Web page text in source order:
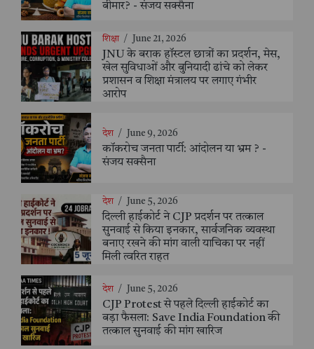
बीमार? - संजय सक्सैना
शिक्षा / June 21, 2026
JNU के बराक हॉस्टल छात्रों का प्रदर्शन, मेस,
खेल सुविधाओं और बुनियादी ढांचे को लेकर
प्रशासन व शिक्षा मंत्रालय पर लगाए गंभीर
आरोप
देश / June 9, 2026
कॉकरोच जनता पार्टी: आंदोलन या भ्रम ? -
संजय सक्सैना
देश / June 5, 2026
दिल्ली हाईकोर्ट ने CJP प्रदर्शन पर तत्काल
सुनवाई से किया इनकार, सार्वजनिक व्यवस्था
बनाए रखने की मांग वाली याचिका पर नहीं
मिली त्वरित राहत
देश / June 5, 2026
CJP Protest से पहले दिल्ली हाईकोर्ट का
बड़ा फैसला: Save India Foundation की
तत्काल सुनवाई की मांग खारिज